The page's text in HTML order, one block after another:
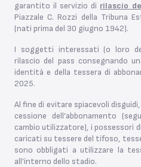
garantito il servizio di rilascio
Piazzale C. Rozzi della Tribuna
(nati prima del 30 giugno 1942).
I soggetti interessati (o loro
rilascio del pass consegnando
identità e della tessera di
2025.
Al fine di evitare spiacevoli
cessione dell’abbonamento
cambio utilizzatore), i possessori
caricati su tessere del tifoso,
sono obbligati a utilizzare la
all’interno dello stadio.